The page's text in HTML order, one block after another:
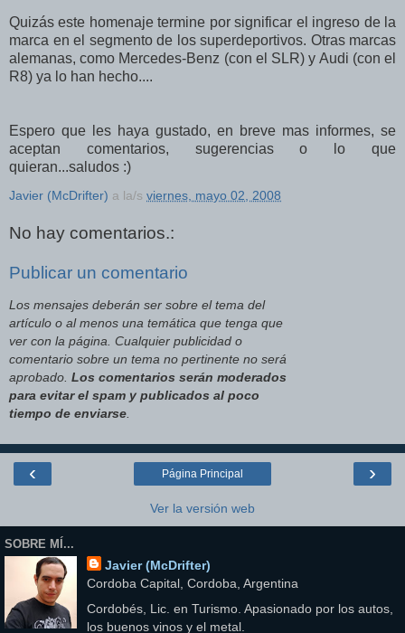
Quizás este homenaje termine por significar el ingreso de la
marca en el segmento de los superdeportivos. Otras marcas
alemanas, como Mercedes-Benz (con el SLR) y Audi (con el
R8) ya lo han hecho....
Espero que les haya gustado, en breve mas informes, se
aceptan comentarios, sugerencias o lo que
quieran...saludos :)
Javier (McDrifter) a la/s viernes, mayo 02, 2008
No hay comentarios.:
Publicar un comentario
Los mensajes deberán ser sobre el tema del
artículo o al menos una temática que tenga que
ver con la página. Cualquier publicidad o
comentario sobre un tema no pertinente no será
aprobado. Los comentarios serán moderados
para evitar el spam y publicados al poco
tiempo de enviarse
‹ ›
Página Principal
Ver la versión web
SOBRE MÍ...
Javier (McDrifter)
Cordoba Capital, Cordoba, Argentina
Cordobés, Lic. en Turismo. Apasionado por los autos,
los buenos vinos y el metal.